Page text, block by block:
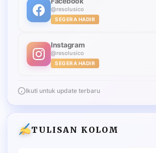
@resolusico
SEGERA HADIR
Instagram
@resolusico
SEGERA HADIR
Ikuti untuk update terbaru
TULISAN KOLOM